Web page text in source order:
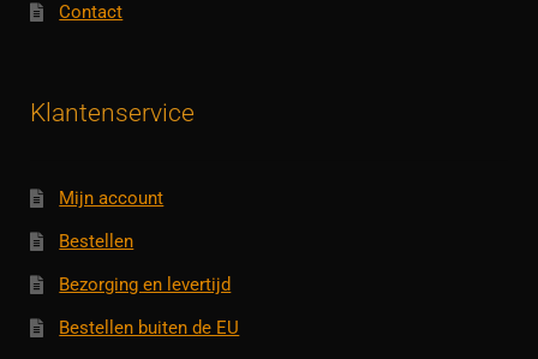
Contact
Klantenservice
Mijn account
Bestellen
Bezorging en levertijd
Bestellen buiten de EU